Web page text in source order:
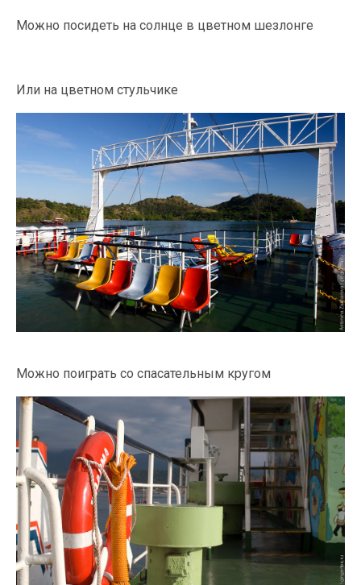
Можно посидеть на солнце в цветном шезлонге
Или на цветном стульчике
Можно поиграть со спасательным кругом